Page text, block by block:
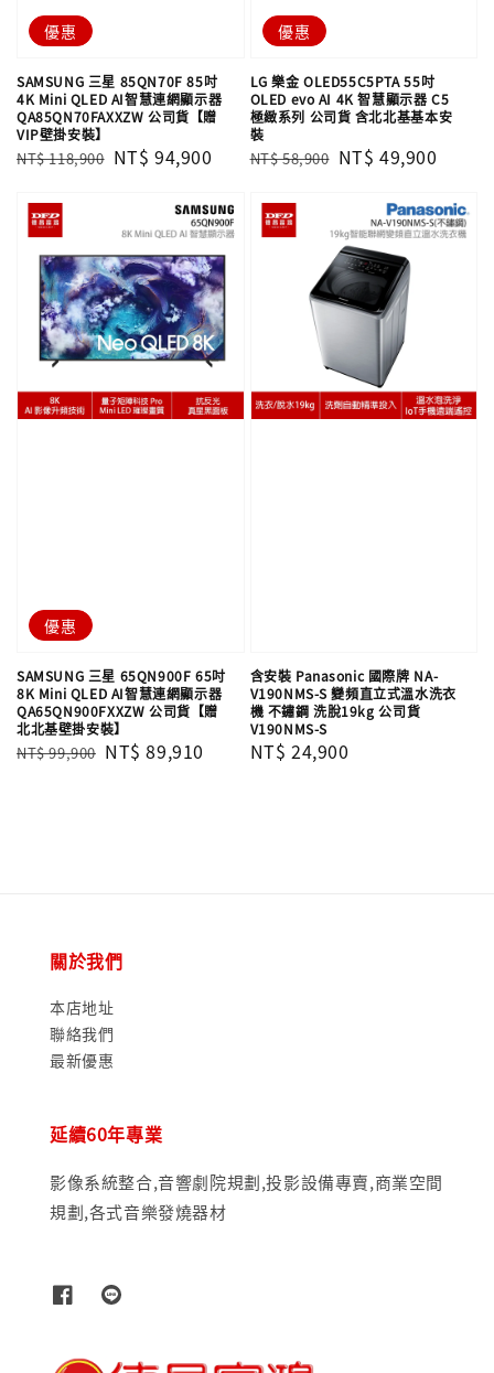
優惠
SAMSUNG 三星 85QN70F 85吋
4K Mini QLED AI智慧連網顯示器
QA85QN70FAXXZW 公司貨【贈
VIP壁掛安裝】
Regular
NT$ 118,900 Sale
NT$ 94,900
優惠
LG 樂金 OLED55C5PTA 55吋
OLED evo AI 4K 智慧顯示器 C5
極緻系列 公司貨 含北北基基本安
裝
Regular
NT$ 58,900 Sale
NT$ 49,900
優惠
SAMSUNG 三星 65QN900F 65吋
8K Mini QLED AI智慧連網顯示器
QA65QN900FXXZW 公司貨【贈
北北基壁掛安裝】
Regular
NT$ 99,900 Sale
NT$ 89,910
含安裝 Panasonic 國際牌 NA-
V190NMS-S 變頻直立式溫水洗衣
機 不鏽鋼 洗脫19kg 公司貨
V190NMS-S
Regular
NT$ 24,900
關於我們
本店地址
聯絡我們
最新優惠
延續60年專業
影像系統整合,音響劇院規劃,投影設備專賣,商業空間
規劃,各式音樂發燒器材